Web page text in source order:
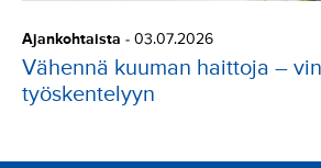
Ajankohtaista - 03.07.2026
Vähennä kuuman haittoja –
työskentelyyn